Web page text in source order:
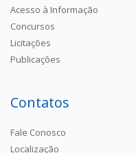
Acesso à Informação
Concursos
Licitações
Publicações
Contatos
Fale Conosco
Localização